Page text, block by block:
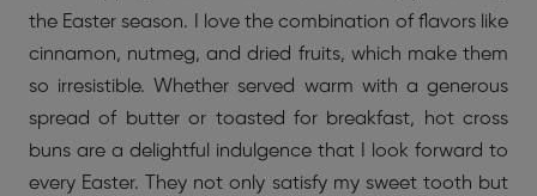
the Easter season. I love the combination of flavors like
cinnamon, nutmeg, and dried fruits, which make them
so irresistible. Whether served warm with a generous
spread of butter or toasted for breakfast, hot cross
buns are a delightful indulgence that I look forward to
every Easter. They not only satisfy my sweet tooth but